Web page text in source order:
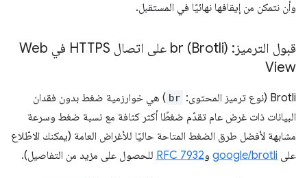
وأن نتمكن من إيقافها نهائيًا في المستقبل.
قبول الترميز: br (Brotli) على اتصال HTTPS في Web
View
Brotli (نوع ترميز المحتوى: br ) هي خوارزمية ضغط بدون فقدان
البيانات ذات غرض عام تقدّم ضغطًا أكثر كثافة مع نسبة ضغط وسرعة
مشابهة لأفضل طرق الضغط المتاحة حاليًا للأغراض العامة (يمكنك الاطّلاع
على google/brotli وRFC 7932 للحصول على مزيد من التفاصيل).